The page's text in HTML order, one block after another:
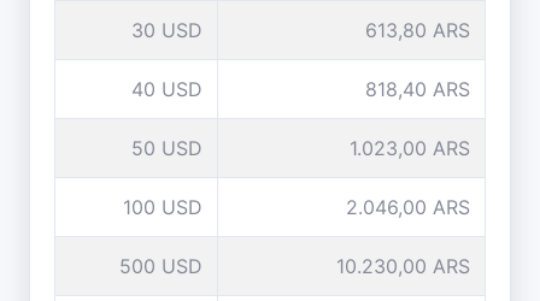
30 USD 613,80 ARS
40 USD 818,40 ARS
50 USD 1.023,00 ARS
100 USD 2.046,00 ARS
500 USD 10.230,00 ARS